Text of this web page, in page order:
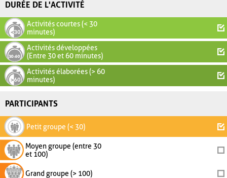
DURÉE DE L'ACTIVITÉ
Activités courtes (< 30
minutes)
Activités développées
(Entre 30 et 60 minutes)
Activités élaborées (> 60
minutes)
PARTICIPANTS
Petit groupe (< 30)
Moyen groupe (entre 30
et 100)
Grand groupe (> 100)